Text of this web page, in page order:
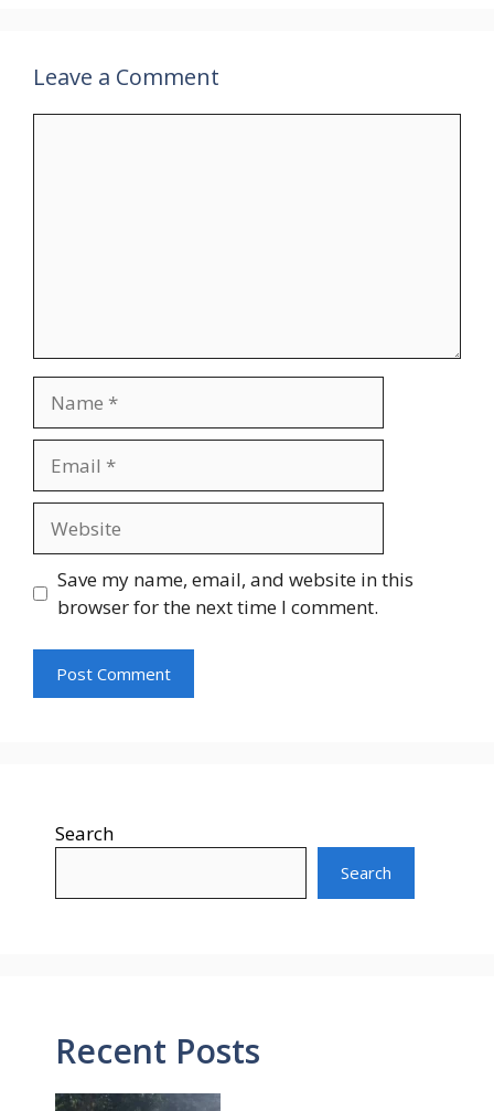
Leave a Comment
Save my name, email, and website in this
browser for the next time I comment.
Search
Search
Recent Posts